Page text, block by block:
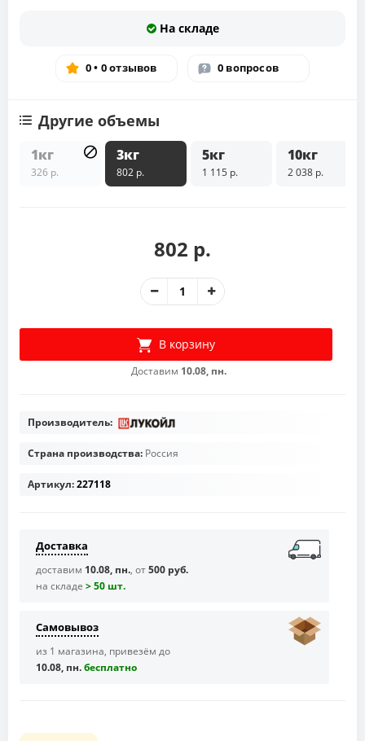
На складе
0 • 0 отзывов 0 вопросов
Другие объемы
1кг
326 р.
3кг
802 р.
5кг
1 115 р.
10кг
2 038 р.
802 р.
В корзину
Доставим 10.08, пн.
Производитель:
Страна производства: Россия
Артикул:227118
Доставка
доставим 10.08, пн., от500 руб.
на складе > 50 шт.
Самовывоз
из 1 магазина, привезём до
10.08, пн.бесплaтно